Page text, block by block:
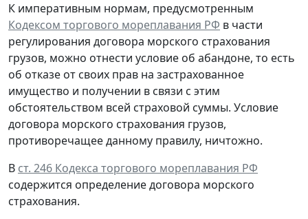
К императивным нормам, предусмотренным
Кодексом торгового мореплавания РФ в части
регулирования договора морского страхования
грузов, можно отнести условие об абандоне, то есть
об отказе от своих прав на застрахованное
имущество и получении в связи с этим
обстоятельством всей страховой суммы. Условие
договора морского страхования грузов,
противоречащее данному правилу, ничтожно.
В ст. 246 Кодекса торгового мореплавания РФ
содержится определение договора морского
страхования.